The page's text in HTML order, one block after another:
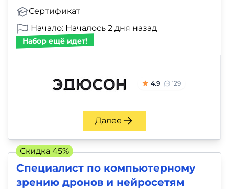
Сертификат
Начало: Началось 2 дня назад
Набор ещё идет!
4.9 129
Далее
Специалист по компьютерному
зрению дронов и нейросетям
Скидка 45%